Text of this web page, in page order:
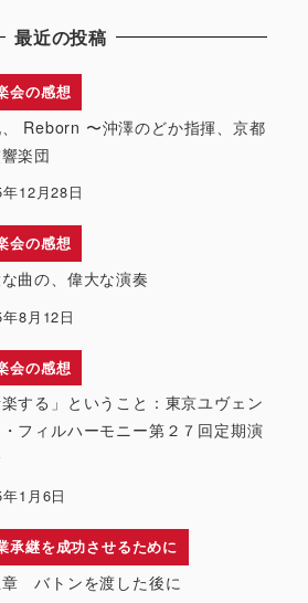
最近の投稿
会の感想
Reborn 〜沖澤のどか指揮、京都
楽団
12月28日
会の感想
曲の、偉大な演奏
8月12日
会の感想
楽する」ということ：東京ユヴェン
・フィルハーモニー第２７回定期演
1月6日
承継を成功させるために
バトンを渡した後に